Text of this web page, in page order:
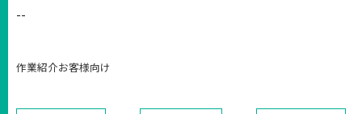
--
作業紹介お客様向け